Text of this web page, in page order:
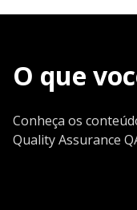
O que
Conheça os
Quality Assurance